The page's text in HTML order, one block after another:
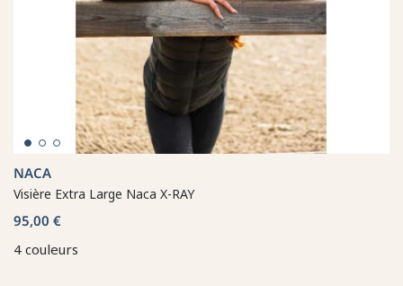
NACA
Visière Extra Large Naca X-RAY
95,00 €
4 couleurs